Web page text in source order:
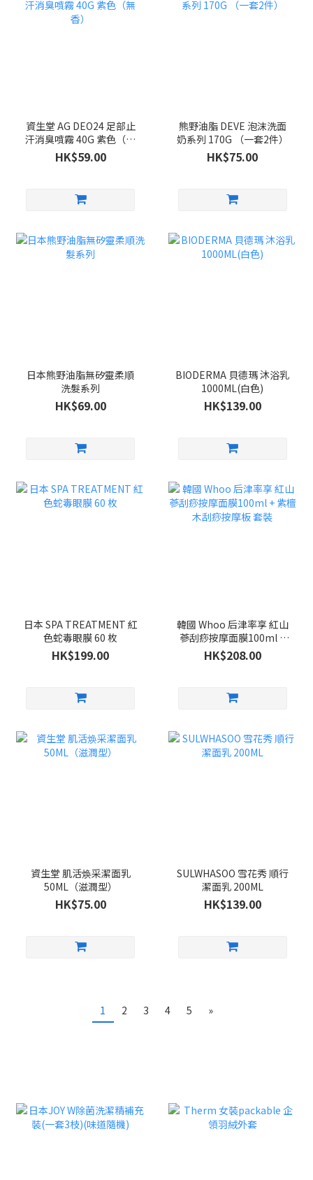
資生堂 AG DEO24 足部止
汗消臭噴霧 40G 紫色（無
香）
HK$59.00
熊野油脂 DEVE 泡沫洗面
奶系列 170G （一套2件）
HK$75.00
日本熊野油脂無矽靈柔順
洗髮系列
HK$69.00
BIODERMA 貝德瑪 沐浴乳
1000ML(白色)
HK$139.00
日本 SPA TREATMENT 紅
色蛇毒眼膜 60 枚
HK$199.00
韓國 Whoo 后津率享 紅山
蔘刮痧按摩面膜100ml +
紫檀木刮痧按摩板 套裝
HK$208.00
資生堂 肌活焕采潔面乳
50ML（滋潤型）
HK$75.00
SULWHASOO 雪花秀 順行
潔面乳 200ML
HK$139.00
1 2 3 4 5 »